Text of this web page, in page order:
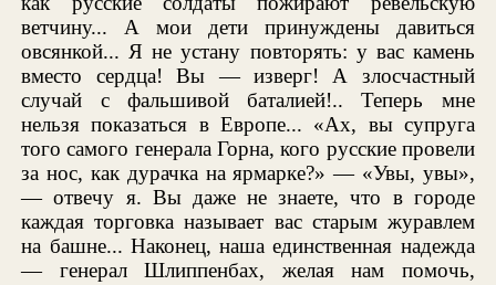
ветчину... А мои дети принуждены давиться
овсянкой... Я не устану повторять: у вас камень
вместо сердца! Вы — изверг! А злосчастный
случай с фальшивой баталией!.. Теперь мне
нельзя показаться в Европе... «Ах, вы супруга
того самого генерала Горна, кого русские провели
за нос, как дурачка на ярмарке?» — «Увы, увы»,
— отвечу я. Вы даже не знаете, что в городе
каждая торговка называет вас старым журавлем
на башне... Наконец, наша единственная надежда
— генерал Шлиппенбах, желая нам помочь,